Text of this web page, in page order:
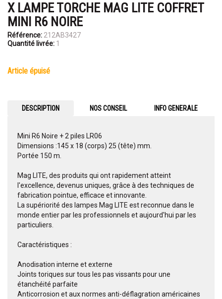
X LAMPE TORCHE MAG LITE COFFRET
MINI R6 NOIRE
Référence: 212AB3427
Quantité livrée: 1
article épuisé
DESCRIPTION NOS CONSEIL INFO GENERALE
Mini R6 Noire + 2 piles LR06
Dimensions :145 x 18 (corps) 25 (tête) mm.
Portée 150 m.
Mag LITE, des produits qui ont rapidement atteint
l'excellence, devenus uniques, grâce à des techniques de
fabrication pointue, efficace et innovante.
La supériorité des lampes Mag LITE est reconnue dans le
monde entier par les professionnels et aujourd'hui par les
particuliers.
Caractéristiques :
Anodisation interne et externe
Joints toriques sur tous les pas vissants pour une
étanchéité parfaite
Anticorrosion et aux normes anti-déflagration américaines